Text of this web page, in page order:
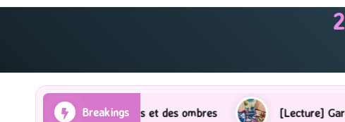
Breakings
Rayons et des ombres [Lecture] Gardiens des cités